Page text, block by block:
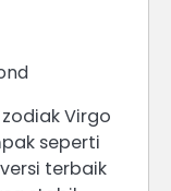
Virgo
seperti
terbaik